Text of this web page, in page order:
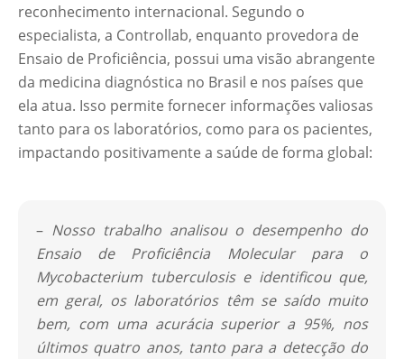
reconhecimento internacional. Segundo o
especialista, a Controllab, enquanto provedora de
Ensaio de Proficiência, possui uma visão abrangente
da medicina diagnóstica no Brasil e nos países que
ela atua. Isso permite fornecer informações valiosas
tanto para os laboratórios, como para os pacientes,
impactando positivamente a saúde de forma global:
– Nosso trabalho analisou o desempenho do
Ensaio de Proficiência Molecular para o
Mycobacterium tuberculosis e identificou que,
em geral, os laboratórios têm se saído muito
bem, com uma acurácia superior a 95%, nos
últimos quatro anos, tanto para a detecção do